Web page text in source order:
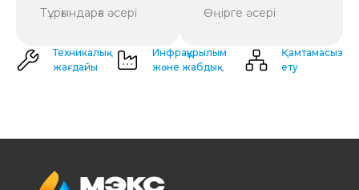
Тұрғындарға әсері Өңірге әсері
Техникалық
жағдайы
Инфрақұрылым
және жабдық
Қамтамасыз
ету